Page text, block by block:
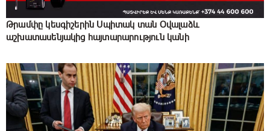
Թրամփը կեսգիշերին Սպիտակ տան Օվալաձև
աշխատասենյակից հայտարարություն կանի